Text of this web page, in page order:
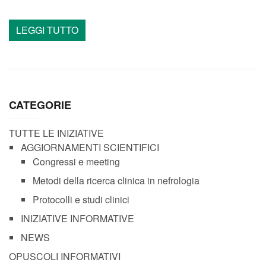
LEGGI TUTTO
CATEGORIE
TUTTE LE INIZIATIVE
AGGIORNAMENTI SCIENTIFICI
Congressi e meeting
Metodi della ricerca clinica in nefrologia
Protocolli e studi clinici
INIZIATIVE INFORMATIVE
NEWS
OPUSCOLI INFORMATIVI